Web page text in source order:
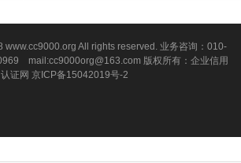
All rights reserved. 业务咨询：010-
mail:cc9000org@163.com 版权所有：企业信用
认证网 京ICP备15042019号-2